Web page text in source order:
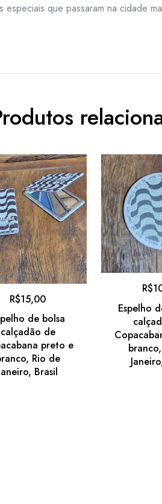
especiais que passaram na cidade
de bolsa
calçadão de
preto e
Rio de
Brasil
R$15,00
Espelho
R$